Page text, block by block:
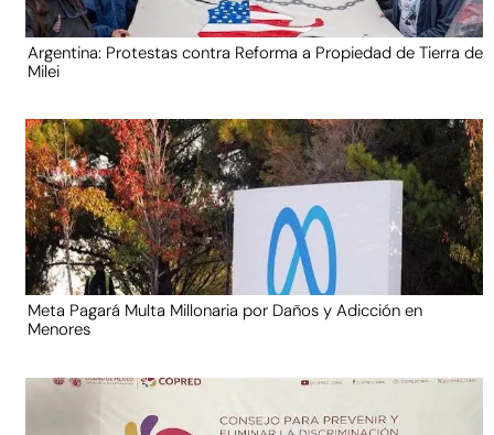
Argentina: Protestas contra Reforma a Propiedad de Tierra de
Milei
Meta Pagará Multa Millonaria por Daños y Adicción en
Menores